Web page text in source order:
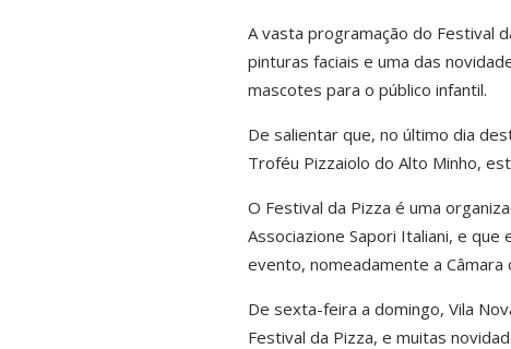
A vasta programação do Festival
pinturas faciais e uma das
mascotes para o público infantil.
De salientar que, no último dia
Troféu Pizzaiolo do Alto Minho,
O Festival da Pizza é uma
Associazione Sapori Italiani, e
evento, nomeadamente a
De sexta-feira a domingo, Vila
Festival da Pizza, e muitas